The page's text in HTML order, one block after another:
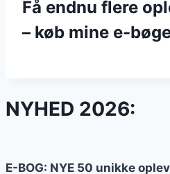
Få endnu flere
– køb mine e-
NYHED 2026:
E-BOG: NYE 50 unikke